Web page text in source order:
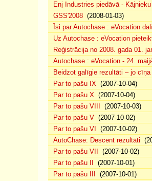
Enj Industries piedāvā -
GSS'2008 (2008-01-03)
Īsi par Autochase : eVocation
Uz Autochase : eVocation
Reģistrācija no 2008. gada 01.
Autochase : eVocation - 24.
Beidzot galīgie rezultāti – jo
Par to pašu IX (2007-10-04)
Par to pašu X (2007-10-04)
Par to pašu VIII
(2007-10-03)
Par to pašu V (2007-10-02)
Par to pašu VI
(2007-10-02)
AutoChase: Descent rezultāti
Par to pašu VII
(2007-10-02)
Par to pašu II
(2007-10-01)
Par to pašu III
(2007-10-01)